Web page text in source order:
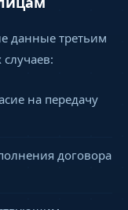
данные третьим
на передачу
договора